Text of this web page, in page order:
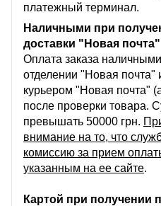
платежный терминал.
Наличными при
доставки "Новая почта"
Оплата заказа
отделении "Новая почта"
курьером "Новая почта"
после проверки товара.
превышать 50000 грн.
внимание на то, что
комиссию за прием
указанным на ее сайте.
Картой при получении